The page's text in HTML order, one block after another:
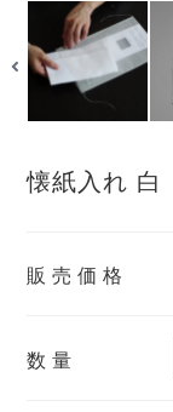
懐紙入れ 白
販売価格
数量